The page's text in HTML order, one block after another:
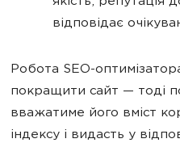
відповідає
Робота SEO-
покращити сайт — тоді
вважатиме його вміст
індексу і видасть у